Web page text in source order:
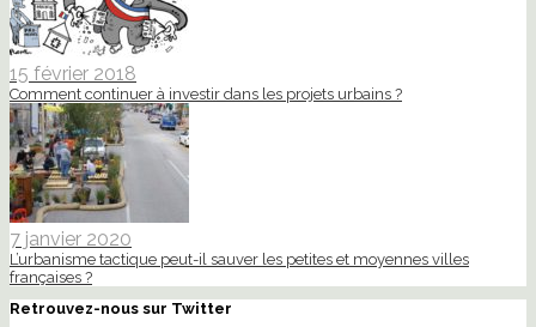
15 février 2018
Comment continuer à investir dans les projets urbains ?
7 janvier 2020
L’urbanisme tactique peut-il sauver les petites et moyennes villes
françaises ?
Retrouvez-nous sur Twitter